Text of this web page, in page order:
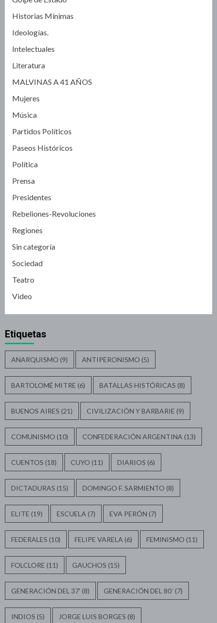
Historias Mínimas
Ideologías.
Intelectuales
Literatura
MALVINAS A 41 AÑOS
Mujeres
Música
Partidos Políticos
Paseos Históricos
Política
Prensa
Presidentes
Rebeliones-Revoluciones
Regiones
Sin categoría
Sociedad
Teatro
Video
Etiquetas
ANARQUISMO (9) ANTIPERONISMO (5)
BARTOLOMÉ MITRE (6) BATALLAS HISTÓRICAS (8)
BUENOS AIRES (21) CIVILIZACIÓN Y BARBARIE (9)
COMUNISMO (10) CONFEDERACIÓN ARGENTINA(13)
CUENTOS (18) CUYO (11) DIARIOS (6)
DICTADURAS (15) DOMINGO F. SARMIENTO (8)
ELITE (19) ESCUELA(7) EVA PERÓN (7)
FEDERALES (10) FELIPE VARELA(6) FEMINISMO (11)
FOLCLORE (11) GAUCHOS (15)
GENERACIÓN DEL 37' (8) GENERACIÓN DEL 80´(7)
INDIOS (5) JORGE LUIS BORGES (8)